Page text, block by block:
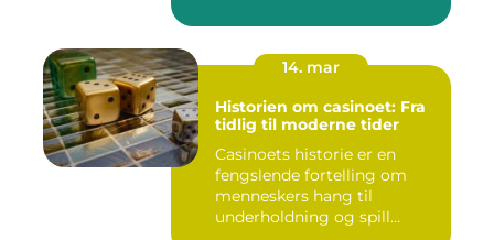
14. mar
Historien om casinoet: Fra
tidlig til moderne tider
Casinoets historie er en
fengslende fortelling om
menneskers hang til
underholdning og spill